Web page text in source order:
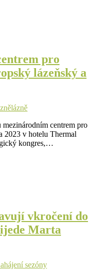
pro
lázeňský a
lázně
centrem pro
2023 v hotelu Thermal
kongres,…
vkročení do
Marta
sezóny